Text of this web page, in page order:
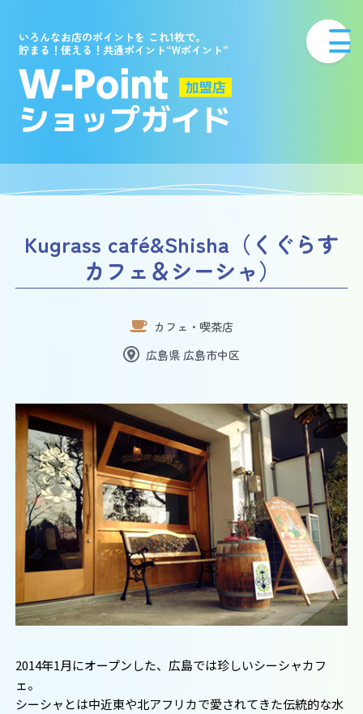
いろんなお店のポイントを これ1枚で。
貯まる！使える！共通ポイント“Wポイント”
Kugrass café&Shisha（くぐらす
カフェ＆シーシャ）
カフェ・喫茶店
広島県 広島市中区
2014年1月にオープンした、広島では珍しいシーシャカフ
ェ。
シーシャとは中近東や北アフリカで愛されてきた伝統的な水